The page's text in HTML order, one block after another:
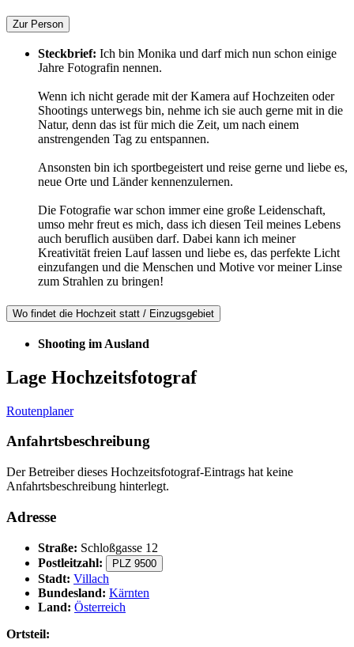
Zur Person
Steckbrief: Ich bin Monika und darf mich nun schon einige
Jahre Fotografin nennen.
Wenn ich nicht gerade mit der Kamera auf Hochzeiten oder
Shootings unterwegs bin, nehme ich sie auch gerne mit in die
Natur, denn das ist für mich die Zeit, um nach einem
anstrengenden Tag zu entspannen.
Ansonsten bin ich sportbegeistert und reise gerne und liebe es,
neue Orte und Länder kennenzulernen.
Die Fotografie war schon immer eine große Leidenschaft,
umso mehr freut es mich, dass ich diesen Teil meines Lebens
auch beruflich ausüben darf. Dabei kann ich meiner
Kreativität freien Lauf lassen und liebe es, das perfekte Licht
einzufangen und die Menschen und Motive vor meiner Linse
zum Strahlen zu bringen!
Wo findet die Hochzeit statt / Einzugsgebiet
Shooting im Ausland
Lage Hochzeitsfotograf
Routenplaner
Anfahrtsbeschreibung
Der Betreiber dieses Hochzeitsfotograf-Eintrags hat keine
Anfahrtsbeschreibung hinterlegt.
Adresse
Straße: Schloßgasse 12
Postleitzahl:
PLZ 9500
Stadt: Villach
Bundesland: Kärnten
Land: Österreich
Ortsteil: